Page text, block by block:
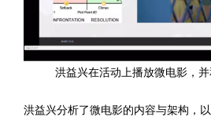
洪益兴在活动上播放微电影，
洪益兴分析了微电影的内容与架构，